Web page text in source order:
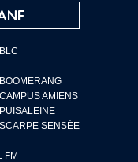
AMIENS
SENSÉE
FM